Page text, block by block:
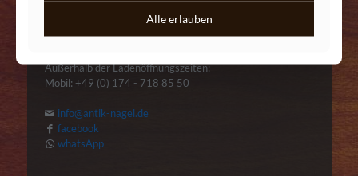
Telefon: +49 (0) 2224-901 68 54
Außerhalb der Ladenöffnungszeiten:
Mobil: +49 (0) 174 - 718 85 50
info@antik-nagel.de
facebook
whatsApp
Alle erlauben